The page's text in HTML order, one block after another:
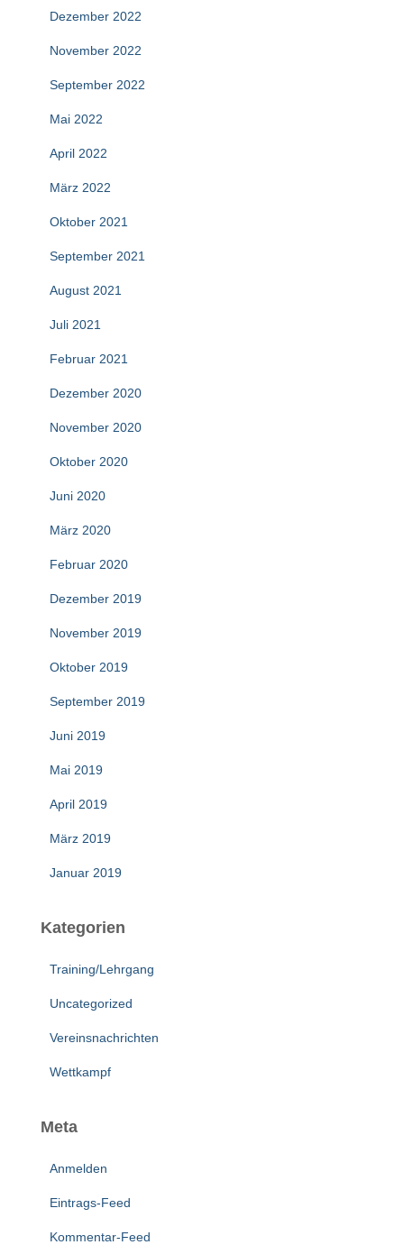
Dezember 2022
November 2022
September 2022
Mai 2022
April 2022
März 2022
Oktober 2021
September 2021
August 2021
Juli 2021
Februar 2021
Dezember 2020
November 2020
Oktober 2020
Juni 2020
März 2020
Februar 2020
Dezember 2019
November 2019
Oktober 2019
September 2019
Juni 2019
Mai 2019
April 2019
März 2019
Januar 2019
Kategorien
Training/Lehrgang
Uncategorized
Vereinsnachrichten
Wettkampf
Meta
Anmelden
Eintrags-Feed
Kommentar-Feed